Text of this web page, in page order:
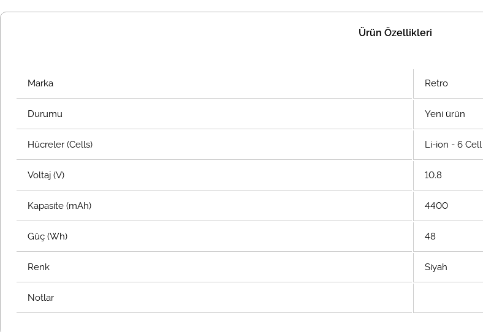
Ürün Özellikleri
Marka Retro
Durumu Yeni ürün
Hücreler (Cells) Li-ion - 6 Cell
Voltaj (V) 10.8
Kapasite (mAh) 4400
Güç (Wh) 48
Renk Siyah
Notlar